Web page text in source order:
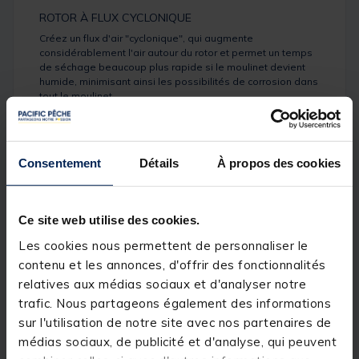
Consentement Détails À propos des cookies
Ce site web utilise des cookies.
Les cookies nous permettent de personnaliser le
contenu et les annonces, d'offrir des fonctionnalités
relatives aux médias sociaux et d'analyser notre
trafic. Nous partageons également des informations
sur l'utilisation de notre site avec nos partenaires de
médias sociaux, de publicité et d'analyse, qui peuvent
ROTOR À FLUX CYCLONIQUE
Créez un flux d'air "cyclonique", qui augmente
considérablement l'air autour du rotor et permet un temps
de séchage beaucoup plus rapide si le moulinet devient
humide, minimisant ainsi les possibilités de corrosion dans
tout le moulinet.
ANTI-REVERSE À RÉGLAGE RAPIDE
Engagez le moulinet dans une direction pour des mises à
l'hameçon solides comme le roc.
SYSTÈME D'ENGRENAGE ÉLLIPTIQUE DE PRÉCISION
accrue, une plus grande précision et une durée de vie de
douces et beaucoup plus uniformes.
SYSTÈME D'ÉQUILIBRAGE DU ROTOR
Équilibre de précision et élimine tout balancement de la
bobine pour des alignements parfaits et un enroulement
fluide.